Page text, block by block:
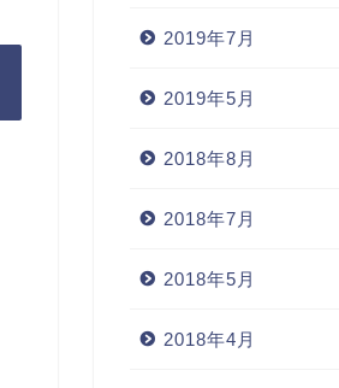
2019年7月
2019年5月
2018年8月
2018年7月
2018年5月
2018年4月